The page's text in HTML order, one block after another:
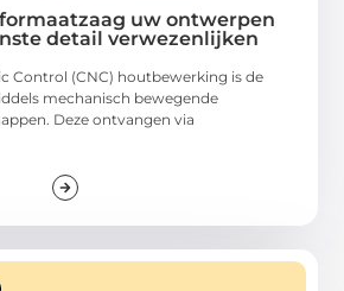
formaatzaag uw ontwerpen
detail verwezenlijken
Control (CNC) houtbewerking is de
mechanisch bewegende
Deze ontvangen via